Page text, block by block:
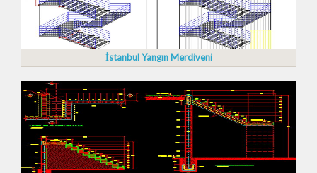
İstanbul Yangın Merdiveni